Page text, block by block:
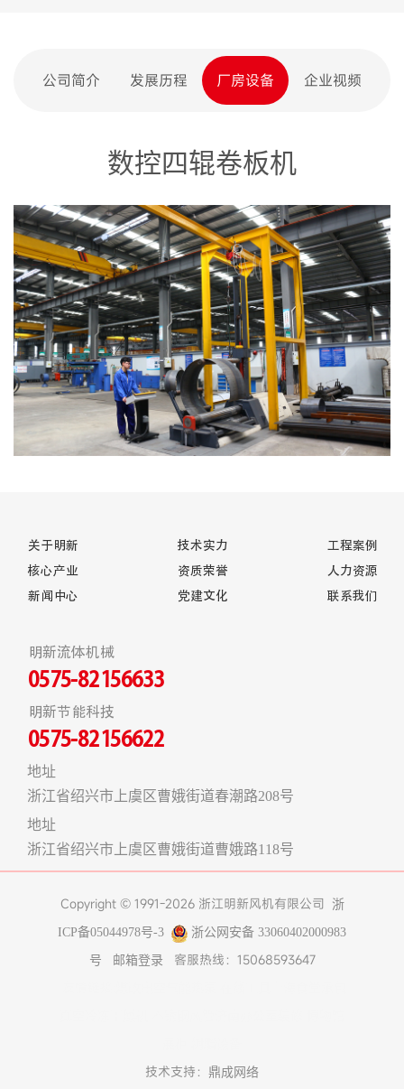
公司简介 发展历程 厂房设备 企业视频
数控四辊卷板机
关于明新
核心产业
新闻中心
技术实力
资质荣誉
党建文化
工程案例
人力资源
联系我们
明新流体机械
0575-82156633
明新节能科技
0575-82156622
地址
浙江省绍兴市上虞区曹娥街道春潮路208号
地址
浙江省绍兴市上虞区曹娥街道曹娥路118号
Copyright © 1991-2026 浙江明新风机有限公司 浙
ICP备05044978号-3 浙公网安备 33060402000983
号 邮箱登录
客服热线：15068593647
技术支持： 鼎成网络